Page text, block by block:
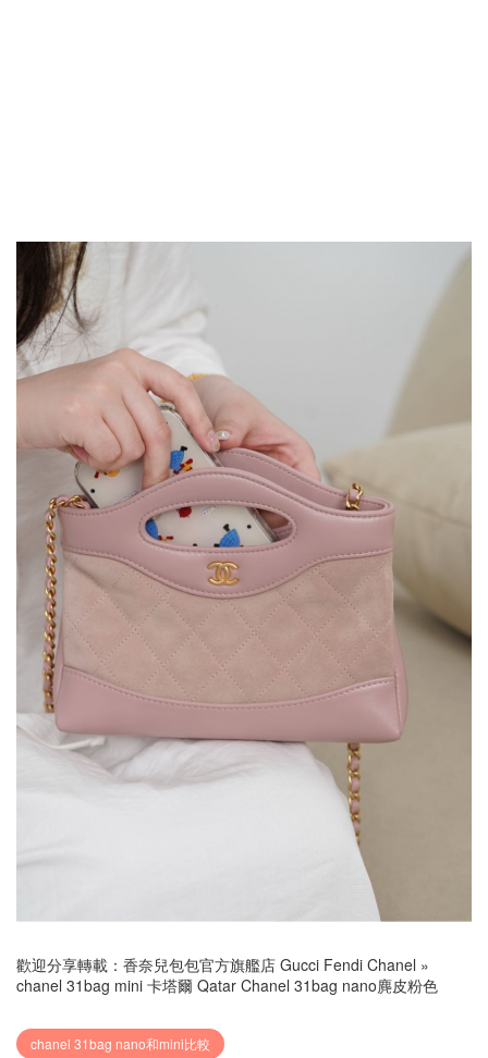
歡迎分享轉載： 香奈兒包包官方旗艦店 Gucci Fendi Chanel »
chanel 31bag mini 卡塔爾 Qatar Chanel 31bag nano麂皮粉色
chanel 31bag nano和mini比較